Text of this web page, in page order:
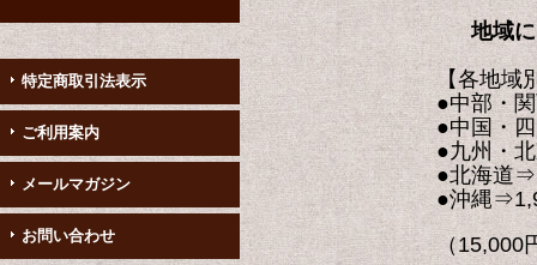
特定商取引法表示
ご利用案内
メールマガジン
お問い合わせ
地域
【各地域別送
●中部・関西・北陸
●中国・四国・
●九州・北東北
●北海道
●沖縄
（15,000円(税別)以